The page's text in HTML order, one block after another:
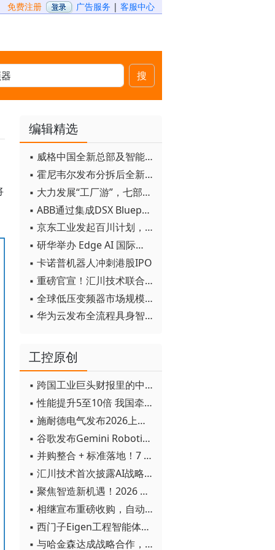
免费注册 广告服务 | 客服中心
搜
编辑精选
▪ 威格中国全新总部及智能工厂启用
▪ 霍尼韦尔发布分拆后全新品牌：霍尼韦尔科技与霍尼韦尔航空航天
▪ 大力发展“工厂游”，七部门联合发文！
▪ ABB通过集成DSX Blueprint AI基础设施，扩大与英伟达的合作
▪ 京东工业发起百川计划， 构建工业大模型新生态
▪ 研华举办 Edge AI 国际论坛
▪ 卡诺普机器人冲刺港股IPO
▪ 重磅官宣！汇川技术联合发起 D12 联盟，开创产教融合新范式
▪ 全球低压变频器市场规模2030年将超170亿美元
▪ 华为云发布全流程具身智能开发平台CloudRobo
工控原创
▪ 跨国工业巨头财报里的中国成绩单
▪ 性能提升5至10倍 我国牵头制定的WiTSnet工业以太网国际标准正式发布
▪ 施耐德电气发布2026上半年可持续发展成绩单 "Impact 2030"路线图开局稳健
▪ 谷歌发布Gemini Robotics 2模型 实现人形机器人全身智能控制突破
▪ 并购整合 + 标准落地！7 月工业自动化产业动态速递
▪ 汇川技术首次披露AI战略进展：从两个方面推动“AI业务化”落地
▪ 聚焦智造新机遇！2026 青岛数字化及智能制造技术论坛圆满落幕
▪ 相继宣布重磅收购，自动化巨头新一轮并购潮剑指何方？
▪ 西门子Eigen工程智能体落地中国，工业AI跨越物理世界“确定性”拐点
▪ 与哈金森达成战略合作，乐聚机器人何以持续获得工业巨头青睐？